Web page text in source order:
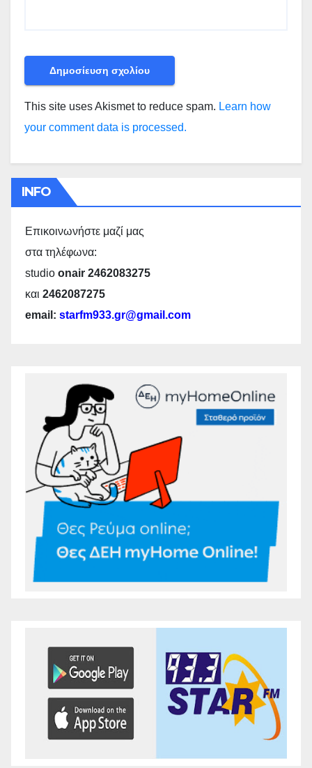
This site uses Akismet to reduce spam. Learn how
your comment data is processed.
INFO
Επικοινωνήστε μαζί μας
στα τηλέφωνα:
studio onair 2462083275
και 2462087275
email: starfm933.gr@gmail.com